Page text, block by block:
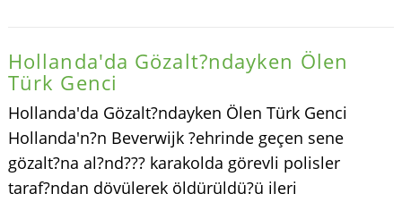
Hollanda'da Gözalt?ndayken Ölen
Türk Genci
Hollanda'da Gözalt?ndayken Ölen Türk Genci
Hollanda'n?n Beverwijk ?ehrinde geçen sene
gözalt?na al?nd??? karakolda görevli polisler
taraf?ndan dövülerek öldürüldü?ü ileri